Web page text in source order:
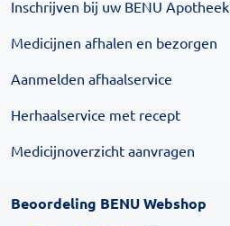
Inschrijven bij uw BENU Apotheek
Medicijnen afhalen en bezorgen
Aanmelden afhaalservice
Herhaalservice met recept
Medicijnoverzicht aanvragen
Beoordeling BENU Webshop